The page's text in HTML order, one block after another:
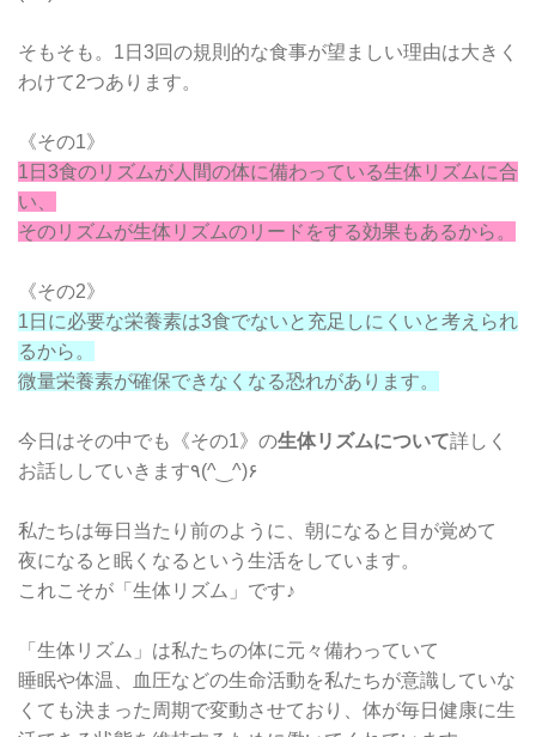
そもそも。1日3回の規則的な食事が望ましい理由は大きく
わけて2つあります。
《その1》
1日3食のリズムが人間の体に備わっている生体リズムに合
い、
そのリズムが生体リズムのリードをする効果もあるから。
《その2》
1日に必要な栄養素は3食でないと充足しにくいと考えられ
るから。
微量栄養素が確保できなくなる恐れがあります。
今日はその中でも《その1》の生体リズムについて詳しく
お話ししていきます٩(^‿^)۶
私たちは毎日当たり前のように、朝になると目が覚めて
夜になると眠くなるという生活をしています。
これこそが「生体リズム」です♪
「生体リズム」は私たちの体に元々備わっていて
睡眠や体温、血圧などの生命活動を私たちが意識していな
くても決まった周期で変動させており、体が毎日健康に生